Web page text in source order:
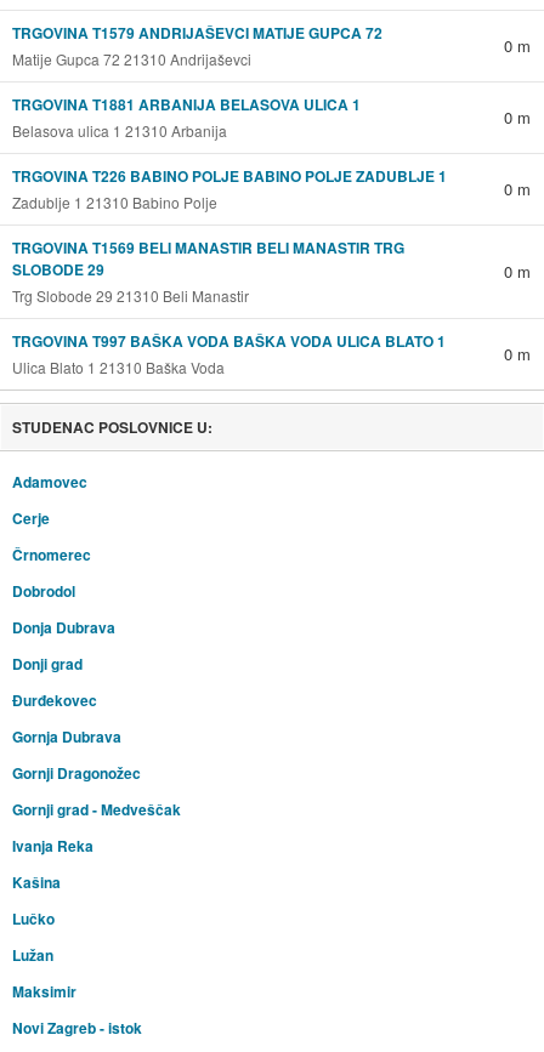
TRGOVINA T1579 ANDRIJAŠEVCI MATIJE GUPCA 72
Matije Gupca 72 21310 Andrijaševci
0 m
TRGOVINA T1881 ARBANIJA BELASOVA ULICA 1
Belasova ulica 1 21310 Arbanija
0 m
TRGOVINA T226 BABINO POLJE BABINO POLJE ZADUBLJE 1
Zadublje 1 21310 Babino Polje
0 m
TRGOVINA T1569 BELI MANASTIR BELI MANASTIR TRG
SLOBODE 29
Trg Slobode 29 21310 Beli Manastir
0 m
TRGOVINA T997 BAŠKA VODA BAŠKA VODA ULICA BLATO 1
Ulica Blato 1 21310 Baška Voda
0 m
STUDENAC POSLOVNICE U:
Adamovec
Cerje
Črnomerec
Dobrodol
Donja Dubrava
Donji grad
Đurđekovec
Gornja Dubrava
Gornji Dragonožec
Gornji grad - Medveščak
Ivanja Reka
Kašina
Lučko
Lužan
Maksimir
Novi Zagreb - istok